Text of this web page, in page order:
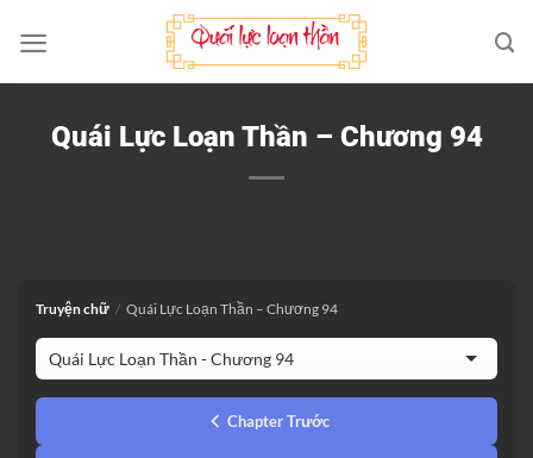
qua
nội
Quái Lực Loạn Thần – Chương 94
Truyện chữ / Quái Lực Loạn Thần – Chương 94
Chapter Trước